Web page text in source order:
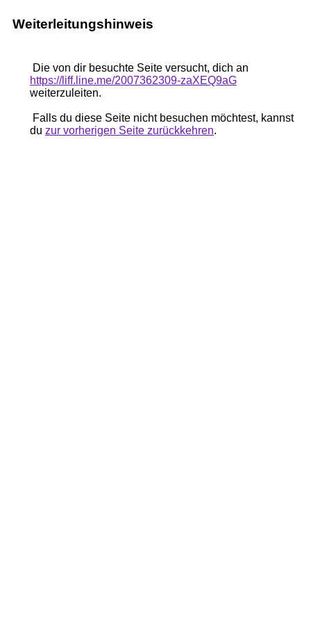
Weiterleitungshinweis
Die von dir besuchte Seite versucht, dich an
https://liff.line.me/2007362309-zaXEQ9aG
weiterzuleiten.
Falls du diese Seite nicht besuchen möchtest, kannst
du zur vorherigen Seite zurückkehren.